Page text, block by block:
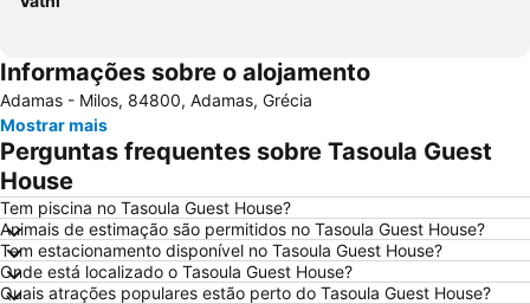
Informações sobre o alojamento
Adamas - Milos, 84800, Adamas, Grécia
Mostrar mais
Perguntas frequentes sobre Tasoula Guest
House
Tem piscina no Tasoula Guest House?
Animais de estimação são permitidos no Tasoula Guest House?
Tem estacionamento disponível no Tasoula Guest House?
Onde está localizado o Tasoula Guest House?
Quais atrações populares estão perto do Tasoula Guest House?